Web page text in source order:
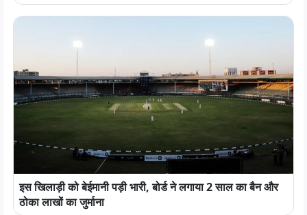
इस खिलाड़ी को बेईमानी पड़ी भारी, बोर्ड ने लगाया 2 साल का बैन और
ठोका लाखों का जुर्माना